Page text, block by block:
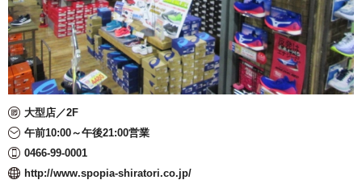
大型店／2F
午前10:00～午後21:00営業
0466-99-0001
http://www.spopia-shiratori.co.jp/